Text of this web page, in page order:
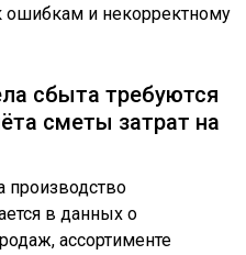
ошибкам и некорректному
сбыта требуются
сметы затрат на
производство
в данных о
ассортименте